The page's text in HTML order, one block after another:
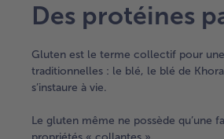
Des protéines
Gluten est le terme collectif pour
traditionnelles : le blé, le blé de
s’instaure à vie.
Le gluten même ne possède qu’une